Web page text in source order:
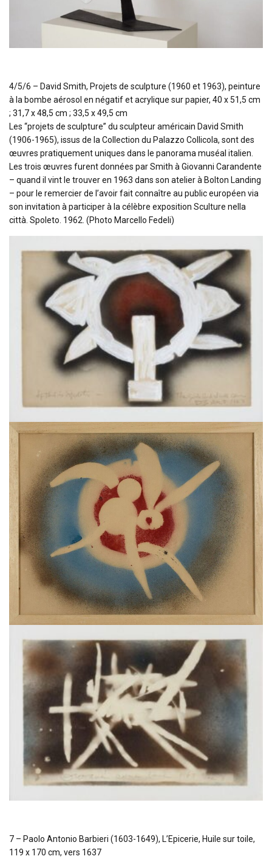
4/5/6 – David Smith, Projets de sculpture (1960 et 1963), peinture
à la bombe aérosol en négatif et acrylique sur papier, 40 x 51,5 cm
; 31,7 x 48,5 cm ; 33,5 x 49,5 cm
Les “projets de sculpture” du sculpteur américain David Smith
(1906-1965), issus de la Collection du Palazzo Collicola, sont des
œuvres pratiquement uniques dans le panorama muséal italien.
Les trois œuvres furent données par Smith à Giovanni Carandente
– quand il vint le trouver en 1963 dans son atelier à Bolton Landing
– pour le remercier de l’avoir fait connaître au public européen via
son invitation à participer à la célèbre exposition Sculture nella
città. Spoleto. 1962. (Photo Marcello Fedeli)
7 – Paolo Antonio Barbieri (1603-1649), L’Epicerie, Huile sur toile,
119 x 170 cm, vers 1637